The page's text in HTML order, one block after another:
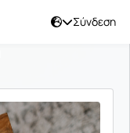
Σύνδεση